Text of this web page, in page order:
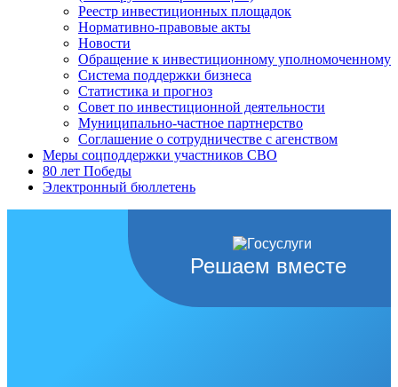
Реестр инвестиционных площадок
Нормативно-правовые акты
Новости
Обращение к инвестиционному уполномоченному
Система поддержки бизнеса
Статистика и прогноз
Совет по инвестиционной деятельности
Муниципально-частное партнерство
Соглашение о сотрудничестве с агенством
Меры соцподдержки участников СВО
80 лет Победы
Электронный бюллетень
Решаем вместе